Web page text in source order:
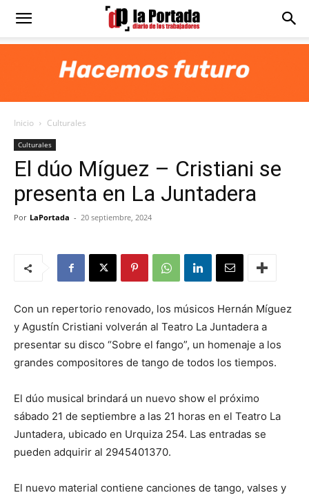
Diario
Portada
Inicio Culturales
Culturales
El dúo Míguez – Cristiani se
presenta en La Juntadera
Por LaPortada - 20 septiembre, 2024
Con un repertorio renovado, los músicos Hernán Míguez
y Agustín Cristiani volverán al Teatro La Juntadera a
presentar su disco “Sobre el fango”, un homenaje a los
grandes compositores de tango de todos los tiempos.
El dúo musical brindará un nuevo show el próximo
sábado 21 de septiembre a las 21 horas en el Teatro La
Juntadera, ubicado en Urquiza 254. Las entradas se
pueden adquirir al 2945401370.
El nuevo material contiene canciones de tango, valses y